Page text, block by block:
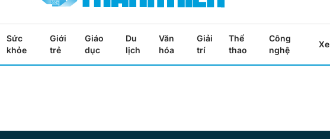
Sức
khỏe
Giới
trẻ
Giáo
dục
Du
lịch
Văn
hóa
Giải
trí
Thể
thao
Công
nghệ
Xe